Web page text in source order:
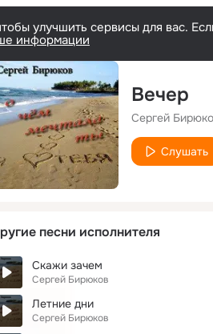
улучшить сервисы для вас.
информации
Вечер
Сергей
Слушать
песни исполнителя
Скажи зачем
Сергей Бирюков
Летние дни
Сергей Бирюков